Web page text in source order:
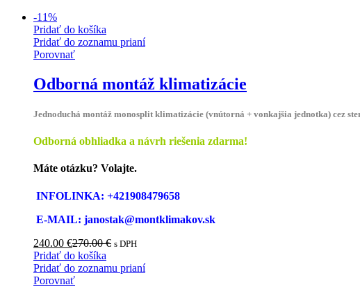
-11%
Pridať do košíka
Pridať do zoznamu prianí
Porovnať
Odborná montáž klimatizácie
Jednoduchá montáž monosplit klimatizácie (vnútorná + vonkajšia jednotka) cez
Odborná obhliadka a návrh riešenia zdarma!
Máte otázku? Volajte.
INFOLINKA: +421908479658
E-MAIL: janostak@montklimakov.sk
240.00 €270.00€ s DPH
Pridať do košíka
Pridať do zoznamu prianí
Porovnať